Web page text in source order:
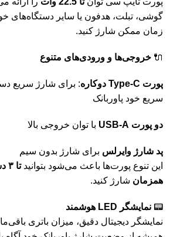
گوشی، تبلت، هدفون یا سایر دستگاه‌های
زمان ممکن شارژ کنید.
🔌 خروجی‌ها و ورودی‌های متنوع
پورت Type-C دوکاره: برای شارژ سریع
سریع خود پاوربانک
دو پورت USB-A با توان خروجی بالا
پد شارژ وایرلس برای شارژ بدون سیم
این تنوع پورت‌ها باعث می‌شود بتوانیدتا ۳
همزمان شارژ کنید.
📟 نمایشگر LED هوشمند
نمایشگر دیجیتال دقیق، میزان باتری